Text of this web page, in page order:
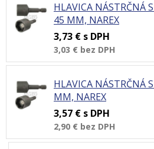
HLAVICA NÁSTRČNÁ
45 MM, NAREX
3,73 € s DPH
3,03 € bez DPH
HLAVICA NÁSTRČNÁ
MM, NAREX
3,57 € s DPH
2,90 € bez DPH